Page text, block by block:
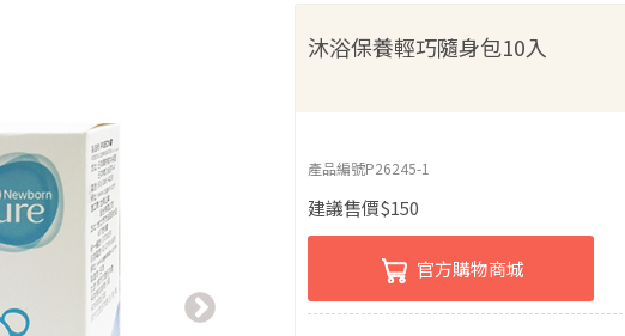
沐浴保養輕巧隨身包10入
產品編號P26245-1
建議售價$150
官方購物商城